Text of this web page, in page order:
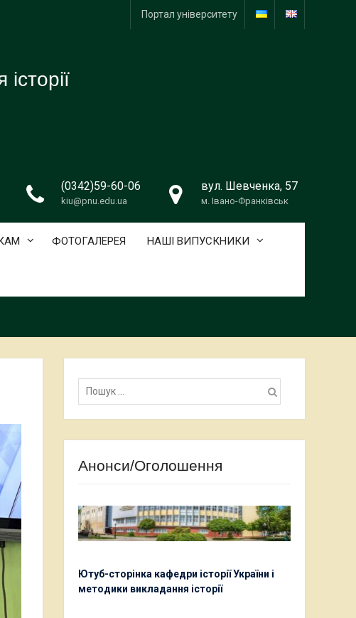
Портал університету
(0342)59-60-06
kiu@pnu.edu.ua
вул. Шевченка, 57
м. Івано-Франківськ
ФОТОГАЛЕРЕЯ НАШІ ВИПУСКНИКИ
Пошук:
Анонси/Оголошення
Ютуб-сторінка кафедри історії України і
методики викладання історії